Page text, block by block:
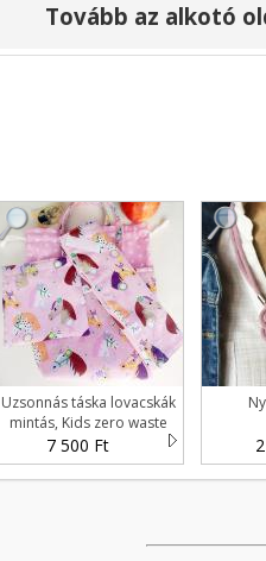
Tovább az alkotó
Uzsonnás táska lovacskák
mintás, Kids zero waste
csomagolás
7 500 Ft